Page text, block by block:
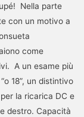
Nella parte
con un motivo a
come
A un esame più
18”, un distintivo
la ricarica DC e
destro. Capacità